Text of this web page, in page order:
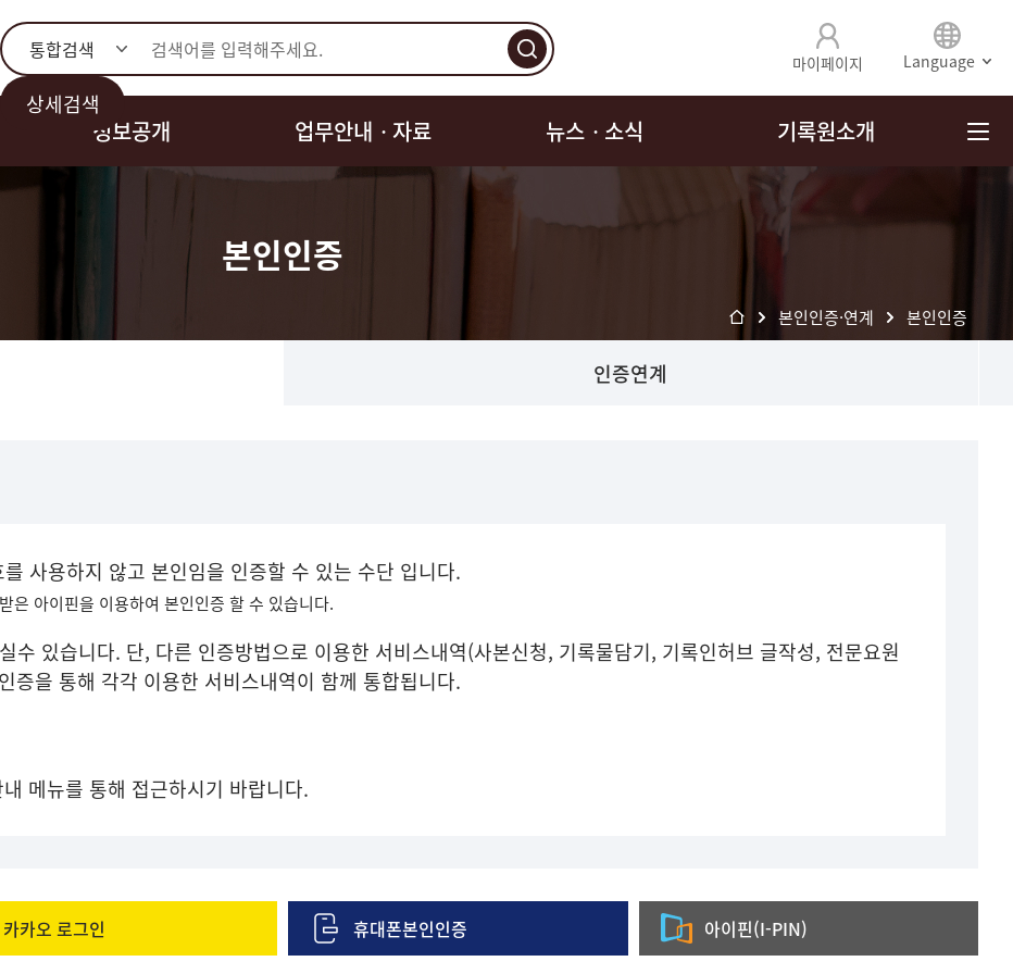
통합검색
상세검색
마이페이지 Language
정보공개 업무안내ㆍ자료 뉴스ㆍ소식 기록원소개
본인인증
본인인증·연계 본인인증
인증연계
사용하지 않고 본인임을 인증할 수 있는 수단 입니다.
은 아이핀을 이용하여 본인인증 할 수 있습니다.
수 있습니다. 단, 다른 인증방법으로 이용한 서비스내역(사본신청, 기록물담기, 기록인허브 글작성, 전문요원
증을 통해 각각 이용한 서비스내역이 함께 통합됩니다.
메뉴를 통해 접근하시기 바랍니다.
카카오 로그인 휴대폰본인인증 아이핀(I-PIN)